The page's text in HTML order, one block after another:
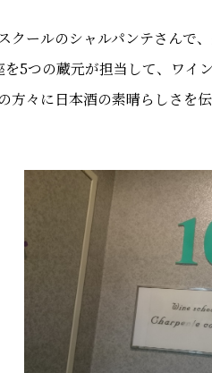
クールのシャルパンテさんで
5つの蔵元が担当して、ワイ
方々に日本酒の素晴らしさを